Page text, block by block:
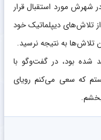
شهرش مورد استقبال قرار
تلاش‌های دیپلماتیک خود
تلاش‌ها به نتیجه نرسید.
شده بود، در گفت‌وگو با
که سعی می‌کنم رویای